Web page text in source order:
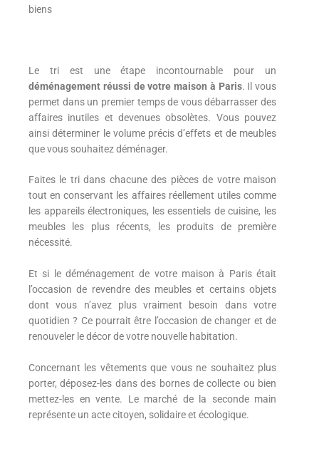
biens
Le tri est une étape incontournable pour un
déménagement réussi de votre maison à Paris. Il vous
permet dans un premier temps de vous débarrasser des
affaires inutiles et devenues obsolètes. Vous pouvez
ainsi déterminer le volume précis d’effets et de meubles
que vous souhaitez déménager.
Faites le tri dans chacune des pièces de votre maison
tout en conservant les affaires réellement utiles comme
les appareils électroniques, les essentiels de cuisine, les
meubles les plus récents, les produits de première
nécessité.
Et si le déménagement de votre maison à Paris était
l’occasion de revendre des meubles et certains objets
dont vous n’avez plus vraiment besoin dans votre
quotidien ? Ce pourrait être l’occasion de changer et de
renouveler le décor de votre nouvelle habitation.
Concernant les vêtements que vous ne souhaitez plus
porter, déposez-les dans des bornes de collecte ou bien
mettez-les en vente. Le marché de la seconde main
représente un acte citoyen, solidaire et écologique.